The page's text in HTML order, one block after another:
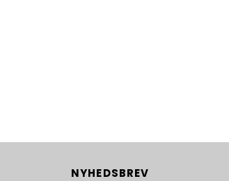
NYHEDSBREV